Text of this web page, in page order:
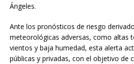
Ángeles.
Ante los pronósticos de riesgo
meteorológicas adversas, como altas
vientos y baja humedad, esta alerta
públicas y privadas, con el objetivo de